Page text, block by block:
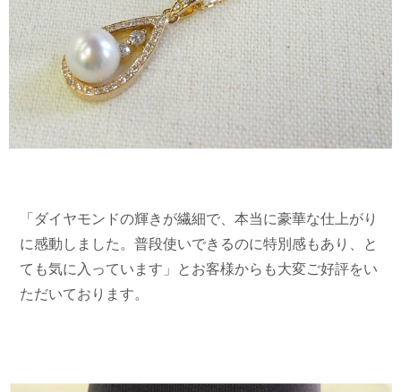
「ダイヤモンドの輝きが繊細で、本当に豪華な仕上がり
に感動しました。普段使いできるのに特別感もあり、と
ても気に入っています」とお客様からも大変ご好評をい
ただいております。